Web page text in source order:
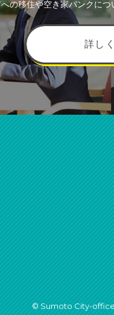
の移住や空き家バンクに
詳し
© Sumoto City-